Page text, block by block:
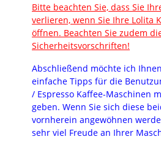
Bitte beachten Sie, dass Sie
verlieren, wenn Sie Ihre Lolita
öffnen. Beachten Sie zudem
Sicherheitsvorschriften!
Abschließend möchte ich
einfache Tipps für die
/ Espresso Kaffee-Maschinen
geben. Wenn Sie sich diese
vornherein angewöhnen
sehr viel Freude an Ihrer